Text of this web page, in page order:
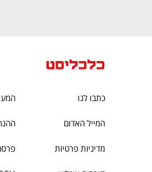
כתבו לנו
המייל האדום
מדיניות פרטיות